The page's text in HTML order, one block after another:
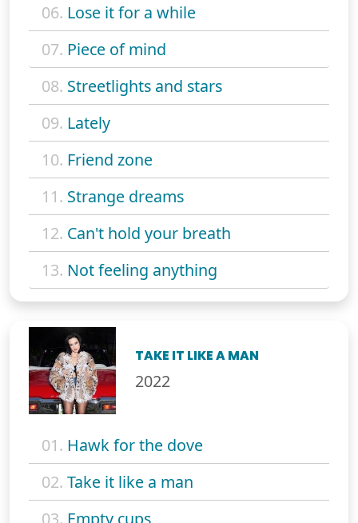
06. Lose it for a while
07. Piece of mind
08. Streetlights and stars
09. Lately
10. Friend zone
11. Strange dreams
12. Can't hold your breath
13. Not feeling anything
TAKE IT LIKE A MAN
2022
01. Hawk for the dove
02. Take it like a man